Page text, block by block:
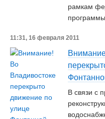
рамкам
программы .
11:31, 16 февраля 2011
В связи с